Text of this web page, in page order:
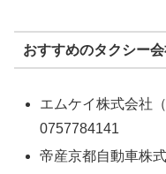
おすすめのタクシー
エムケイ株式会社
0757784141
帝産京都自動車株